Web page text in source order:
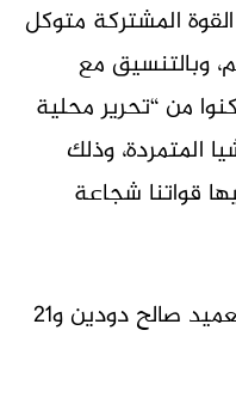
المشتركة متوكل
وبالتنسيق مع
من “تحرير محلية
المتمردة، وذلك
قواتنا شجاعة
أسر قائد القوات في المحلية العميد صالح دودين و21